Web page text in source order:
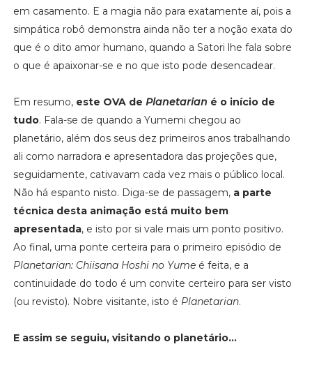
em casamento. E a magia não para exatamente aí, pois a
simpática robô demonstra ainda não ter a noção exata do
que é o dito amor humano, quando a Satori lhe fala sobre
o que é apaixonar-se e no que isto pode desencadear.
Em resumo, este OVA de Planetarian é o início de
tudo. Fala-se de quando a Yumemi chegou ao
planetário, além dos seus dez primeiros anos trabalhando
ali como narradora e apresentadora das projeções que,
seguidamente, cativavam cada vez mais o público local.
Não há espanto nisto. Diga-se de passagem, a parte
técnica desta animação está muito bem
apresentada, e isto por si vale mais um ponto positivo.
Ao final, uma ponte certeira para o primeiro episódio de
Planetarian: Chiisana Hoshi no Yumeé feita, e a
continuidade do todo é um convite certeiro para ser visto
(ou revisto). Nobre visitante, isto é Planetarian.
E assim se seguiu, visitando o planetário...